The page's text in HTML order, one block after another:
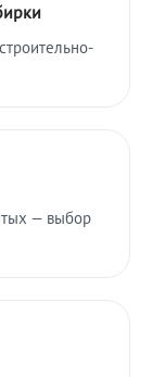
— выбор